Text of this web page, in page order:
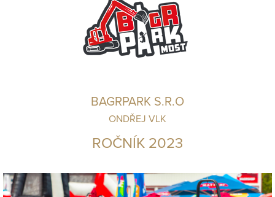
BAGRPARK S.R.O
ONDŘEJ VLK
ROČNÍK 2023